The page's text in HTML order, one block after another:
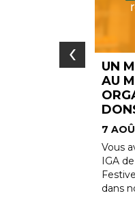
$ AJOUTÉ
LE
7
Le
mon
panier
‹